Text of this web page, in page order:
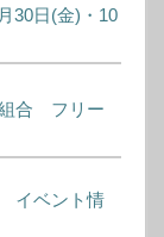
30日(金)・10
組合 フリー
イベント情